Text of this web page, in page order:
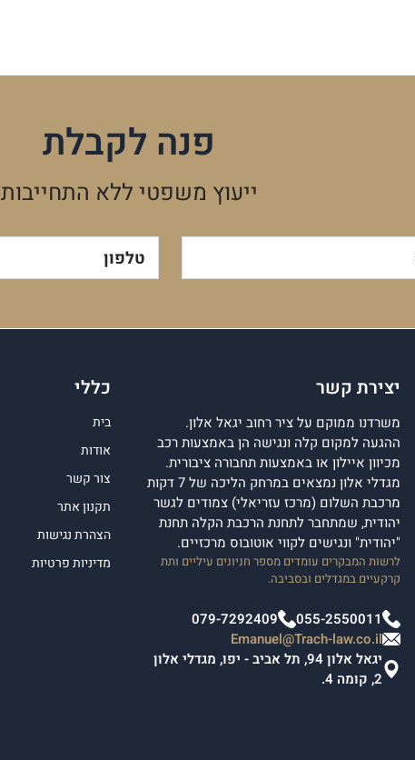
פנה לקבלת
ייעוץ משפטי ללא התחייבות
טלפון
יצירת קשר
משרדנו ממוקם על ציר רחוב יגאל אלון.
ההגעה למקום קלה ונגישה הן באמצעות רכב
מכיוון איילון או באמצעות תחבורה ציבורית.
מגדלי אלון נמצאים במרחק הליכה של 7 דקות
מרכבת השלום (מרכז עזריאלי) צמודים לגשר
יהודית, שמתחבר לתחנת הרכבת הקלה תחנת
"יהודית" ונגישים לקווי אוטובוס מרכזיים.
לרשות המבקרים עומדים מספר חניונים עיליים ותת
קרקעיים במגדלים ובסביבה.
055-2550011
079-7292409
Emanuel@Trach-law.co.il
יגאל אלון 94, תל אביב - יפו, מגדלי אלון
2, קומה 4.
כללי
בית
אודות
צור קשר
תקנון אתר
הצהרת נגישות
מדיניות פרטיות